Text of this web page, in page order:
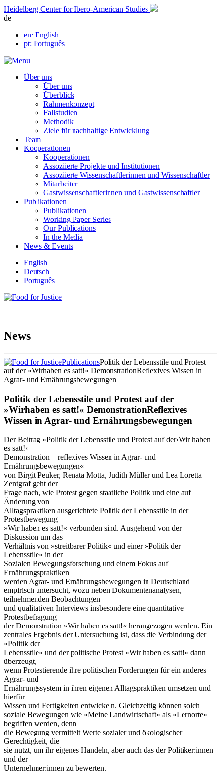
Skip
to
Heidelberg Center for Ibero-American Studies
de
en: English
pt: Português
Über uns
Über uns
Überblick
Rahmenkonzept
Fallstudien
Methodik
Ziele für nachhaltige Entwicklung
Team
Kooperationen
Kooperationen
Assoziierte Projekte und Institutionen
Assoziierte Wissenschaftlerinnen und Wissenschaftler
Mitarbeiter
Gastwissenschaftlerinnen und Gastwissenschaftler
Publikationen
Publikationen
Working Paper Series
Our Publications
In the Media
News & Events
English
Deutsch
Português
News
PublicationsPolitik der Lebensstile und Protest
auf der »Wirhaben es satt!« DemonstrationReflexives Wissen in
Agrar- und Ernährungsbewegungen
Politik der Lebensstile und Protest auf der
»Wirhaben es satt!« DemonstrationReflexives
Wissen in Agrar- und Ernährungsbewegungen
Der Beitrag »Politik der Lebensstile und Protest auf der›Wir haben
es satt!‹
Demonstration – reflexives Wissen in Agrar- und
Ernährungsbewegungen«
von Birgit Peuker, Renata Motta, Judith Müller und Lea Loretta
Zentgraf geht der
Frage nach, wie Protest gegen staatliche Politik und eine auf
Änderung von
Alltagspraktiken ausgerichtete Politik der Lebensstile in der
Protestbewegung
»Wir haben es satt!« verbunden sind. Ausgehend von der
Diskussion um das
Verhältnis von »streitbarer Politik« und einer »Politik der
Lebensstile« in der
Sozialen Bewegungsforschung und einem Fokus auf
Ernährungspraktiken
werden Agrar- und Ernährungsbewegungen in Deutschland
empirisch untersucht, wozu neben Dokumentenanalysen,
teilnehmenden Beobachtungen
und qualitativen Interviews insbesondere eine quantitative
Protestbefragung
der Demonstration »Wir haben es satt!« herangezogen werden. Ein
zentrales Ergebnis der Untersuchung ist, dass die Verbindung der
»Politik der
Lebensstile« und der politische Protest »Wir haben es satt!« dann
überzeugt,
wenn Protestierende ihre politischen Forderungen für ein anderes
Agrar- und
Ernährungssystem in ihren eigenen Alltagspraktiken umsetzen und
hierfür
Wissen und Fertigkeiten entwickeln. Gleichzeitig können solch
soziale Bewegungen wie »Meine Landwirtschaft« als »Lernorte«
begriffen werden, denn
die Bewegung vermittelt Werte sozialer und ökologischer
Gerechtigkeit, die
sie nutzt, um ihr eigenes Handeln, aber auch das der Politiker:innen
und der
Unternehmer:innen zu bewerten.